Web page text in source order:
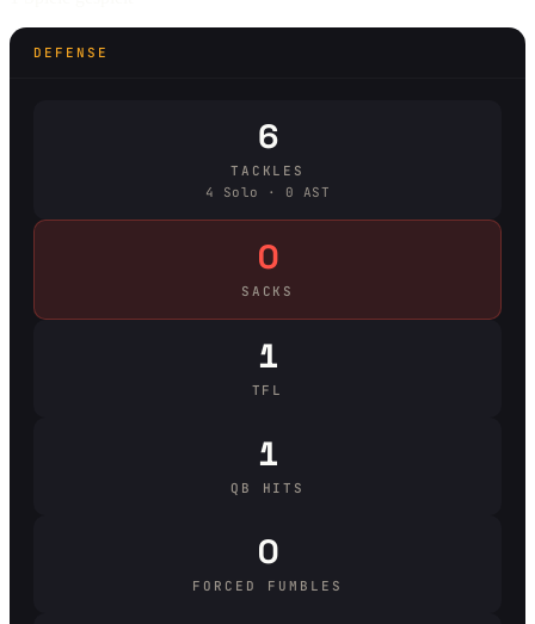
DEFENSE
6
TACKLES
4 Solo · 0 AST
0
SACKS
1
TFL
1
QB HITS
0
FORCED FUMBLES